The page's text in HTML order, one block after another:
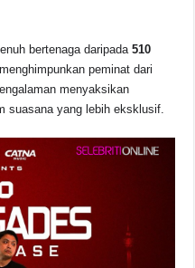
bertenaga daripada510
peminat dari
menyaksikan
suasana yang lebih eksklusif.